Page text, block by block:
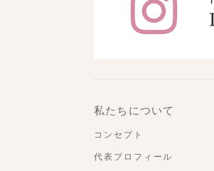
私たちについて
コンセプト
代表プロフィール